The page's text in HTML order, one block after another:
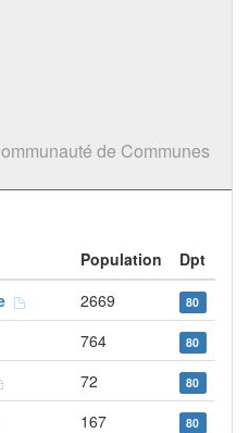
de Communes
Population
Dpt
2669 80
764 80
72 80
167 80